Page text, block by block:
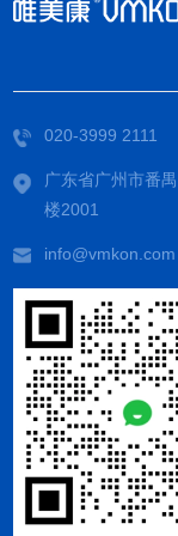
020-3999 2111
广东省广州市番
楼2001
info@vmkon.com